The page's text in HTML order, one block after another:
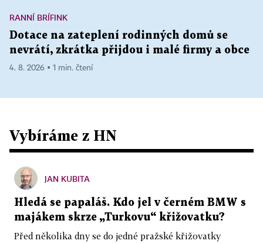
RANNÍ BRÍFINK
Dotace na zateplení rodinných domů se
nevrátí, zkrátka přijdou i malé firmy a obce
4. 8. 2026 ▪ 1 min. čtení
Vybíráme z HN
JAN KUBITA
Hledá se papaláš. Kdo jel v černém BMW s
majákem skrze „Turkovu“ křižovatku?
Před několika dny se do jedné pražské křižovatky